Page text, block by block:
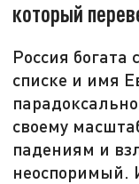
который
Россия богата
списке и имя
своему
падениям и
неоспоримый.